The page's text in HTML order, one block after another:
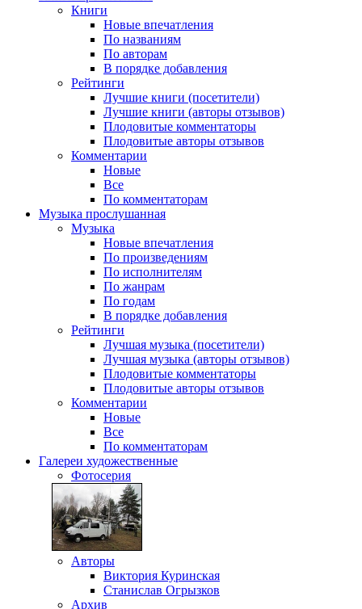
Книги
Новые впечатления
По названиям
По авторам
В порядке добавления
Рейтинги
Лучшие книги (посетители)
Лучшие книги (авторы отзывов)
Плодовитые комментаторы
Плодовитые авторы отзывов
Комментарии
Новые
Все
По комментаторам
Музыка прослушанная
Музыка
Новые впечатления
По произведениям
По исполнителям
По жанрам
По годам
В порядке добавления
Рейтинги
Лучшая музыка (посетители)
Лучшая музыка (авторы отзывов)
Плодовитые комментаторы
Плодовитые авторы отзывов
Комментарии
Новые
Все
По комментаторам
Галереи художественные
Фотосерия
Авторы
Виктория Куринская
Станислав Огрызков
Архив